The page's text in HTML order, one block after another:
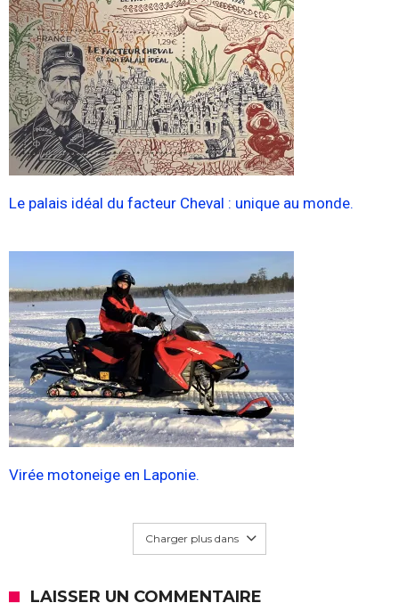
Le palais idéal du facteur Cheval : unique au monde.
Virée motoneige en Laponie.
Charger plus dans
LAISSER UN COMMENTAIRE